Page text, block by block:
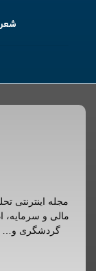
شعر
مجله اینترنتی
مالی و سرمایه،
گردشگری و…